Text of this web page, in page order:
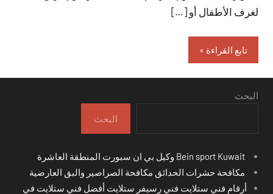
لغرف الأطفال أو […]
تابع القراءة
البحث
البحث
مكافحة حشرات الحدائق مكافحة الصراصير والبق العارضية
أرقام فني ستلايت فني رسيفر ستلايت أفضل فني ستلايت في